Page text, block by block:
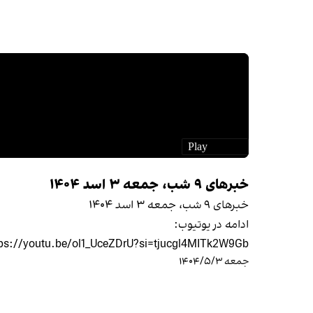
خبرهای ۹ شب، جمعه ۳ اسد ۱۴۰۴
خبرهای ۹ شب، جمعه ۳ اسد ۱۴۰۴
ادامه در یوتیوب:
youtu.be/ol1_UceZDrU?si=tjucgl4MITk2W9Gb
جمعه ۱۴۰۴/۵/۳